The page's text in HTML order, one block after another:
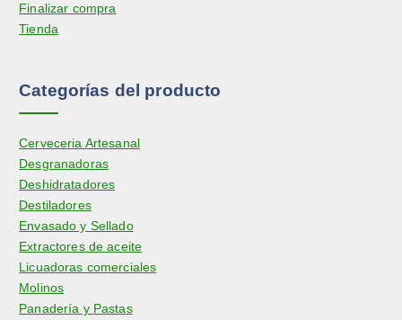
Finalizar compra
Tienda
Categorías del producto
Cerveceria Artesanal
Desgranadoras
Deshidratadores
Destiladores
Envasado y Sellado
Extractores de aceite
Licuadoras comerciales
Molinos
Panadería y Pastas